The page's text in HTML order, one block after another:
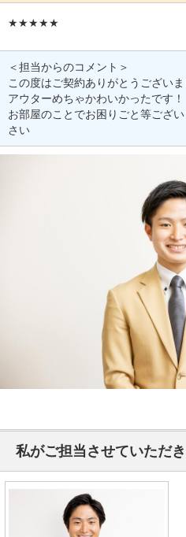
★★★★★
＜担当からのコメント＞
この度はご契約ありがとうございま
アウターめちゃかわいかったです！
お部屋のことでお困りごと等ござ
さい
私がご担当させていただき